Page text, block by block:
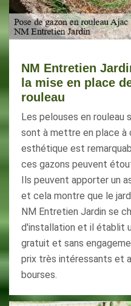
NM Entretien
la mise en place
rouleau
Les pelouses en rouleau
sont à mettre en place à
esthétique est
ces gazons peuvent
Ils peuvent apporter un
et cela montre que le
NM Entretien Jardin se
d'installation et il établit
gratuit et sans
prix très intéressants et
bourses.